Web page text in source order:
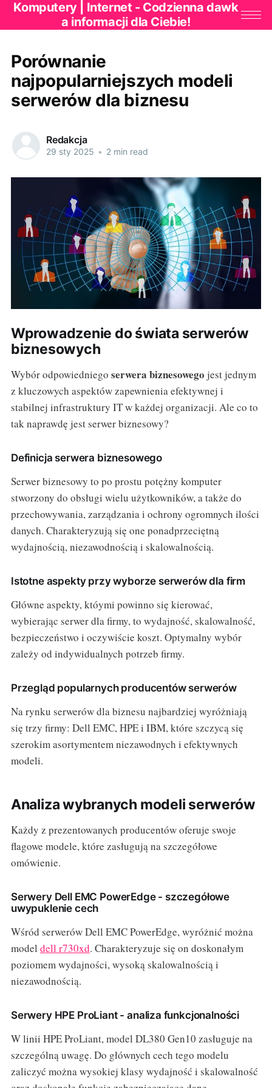
Komputery | Internet - Codzienna dawk
a informacji dla Ciebie!
Porównanie
najpopularniejszych modeli
serwerów dla biznesu
Redakcja
29 sty 2025 • 2 min read
Wprowadzenie do świata serwerów
biznesowych
Wybór odpowiedniego serwera biznesowego jest jednym
z kluczowych aspektów zapewnienia efektywnej i
stabilnej infrastruktury IT w każdej organizacji. Ale co to
tak naprawdę jest serwer biznesowy?
Definicja serwera biznesowego
Serwer biznesowy to po prostu potężny komputer
stworzony do obsługi wielu użytkowników, a także do
przechowywania, zarządzania i ochrony ogromnych ilości
danych. Charakteryzują się one ponadprzeciętną
wydajnością, niezawodnością i skalowalnością.
Istotne aspekty przy wyborze serwerów dla firm
Główne aspekty, któymi powinno się kierować,
wybierając serwer dla firmy, to wydajność, skalowalność,
bezpieczeństwo i oczywiście koszt. Optymalny wybór
zależy od indywidualnych potrzeb firmy.
Przegląd popularnych producentów serwerów
Na rynku serwerów dla biznesu najbardziej wyróżniają
się trzy firmy: Dell EMC, HPE i IBM, które szczycą się
szerokim asortymentem niezawodnych i efektywnych
modeli.
Analiza wybranych modeli serwerów
Każdy z prezentowanych producentów oferuje swoje
flagowe modele, które zasługują na szczegółowe
omówienie.
Serwery Dell EMC PowerEdge - szczegółowe
uwypuklenie cech
Wśród serwerów Dell EMC PowerEdge, wyróżnić można
model dell r730xd. Charakteryzuje się on doskonałym
poziomem wydajności, wysoką skalowalnością i
niezawodnością.
Serwery HPE ProLiant - analiza funkcjonalności
W linii HPE ProLiant, model DL380 Gen10 zasługuje na
szczególną uwagę. Do głównych cech tego modelu
zaliczyć można wysokiej klasy wydajność i skalowalność